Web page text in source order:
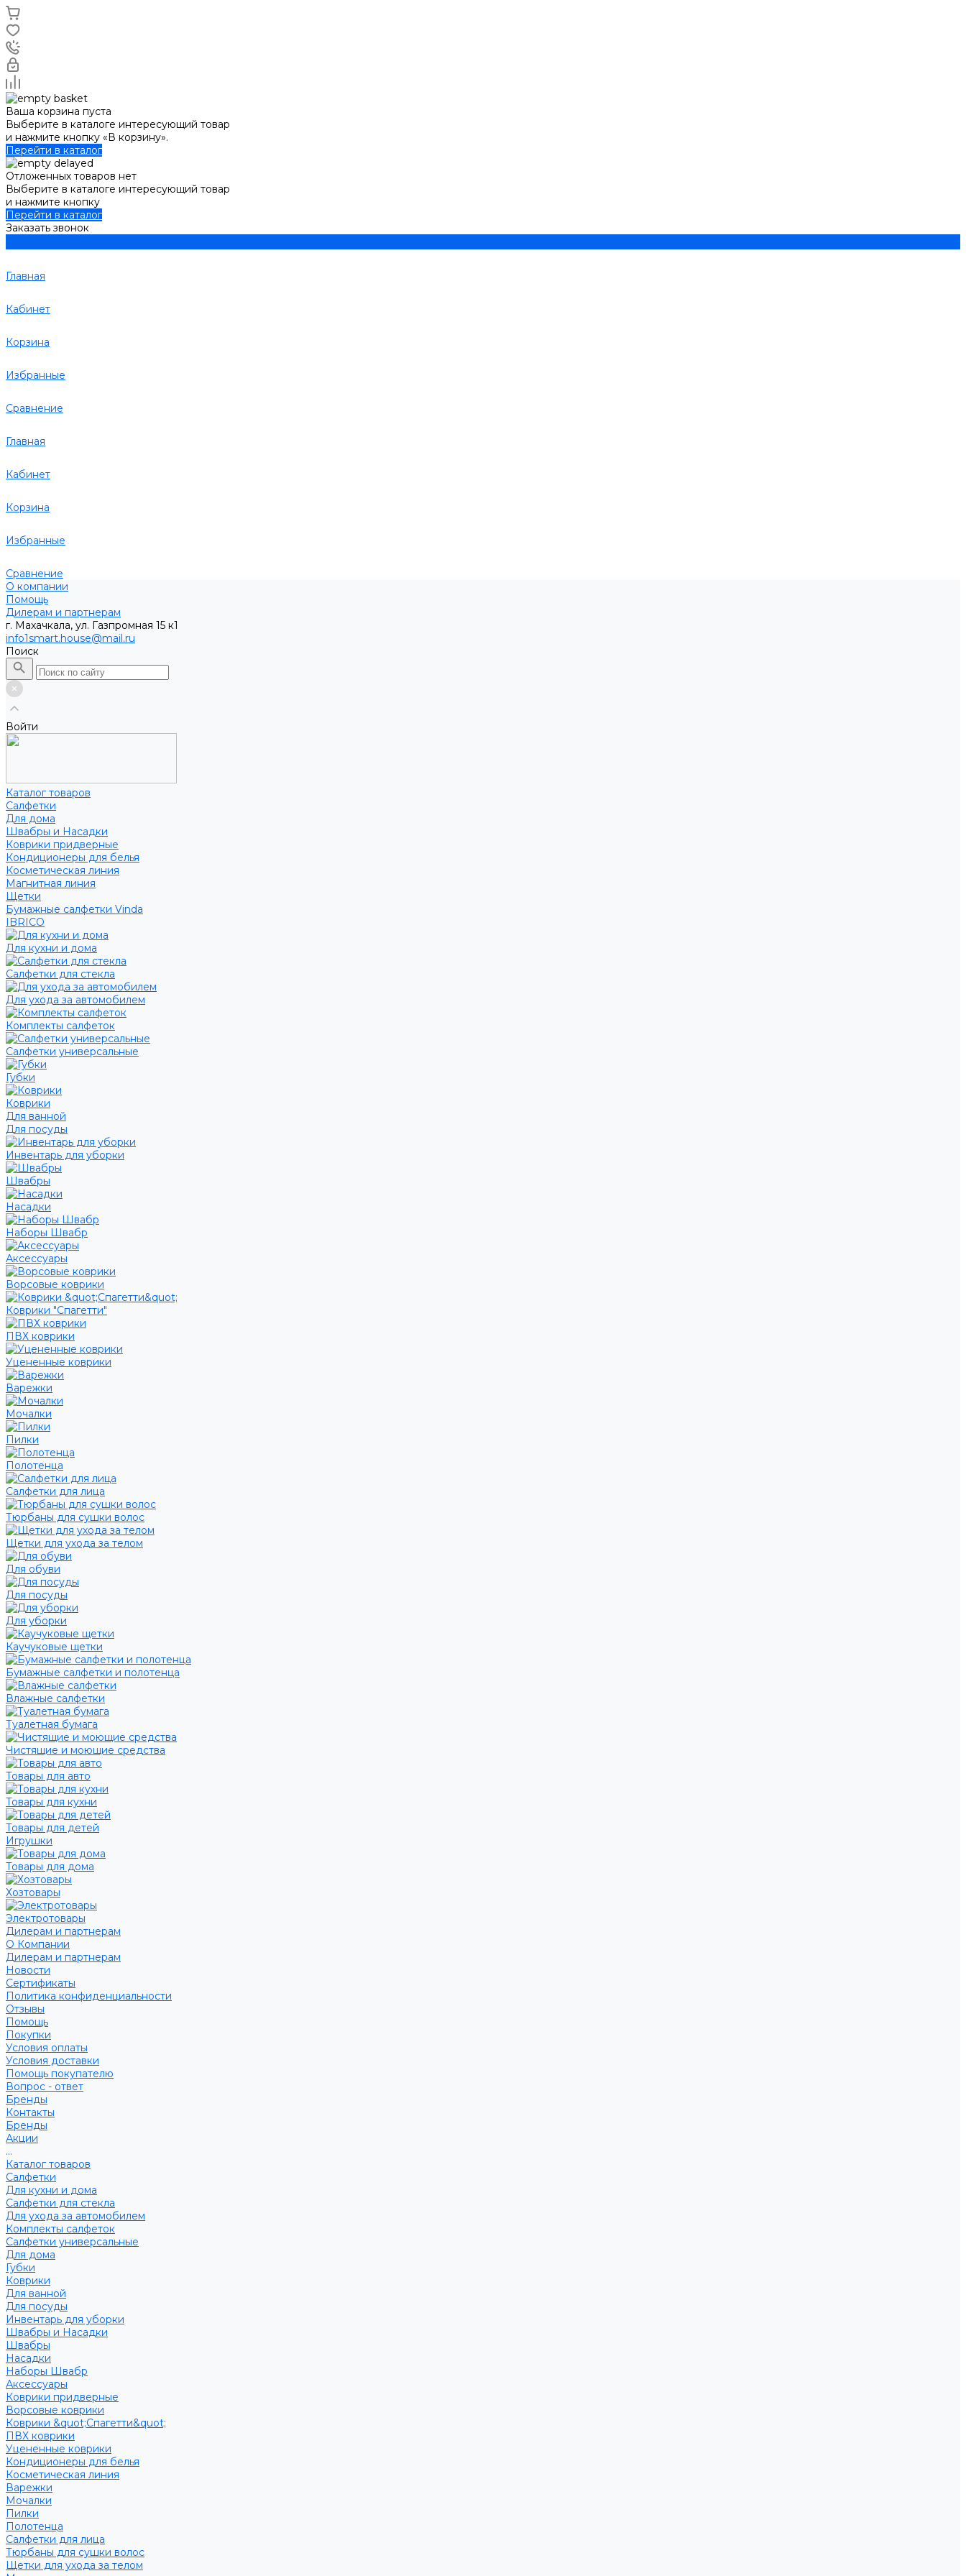
Ваша корзина пуста
Выберите в каталоге интересующий товар
и нажмите кнопку «В корзину».
Перейти в каталог
Отложенных товаров нет
Выберите в каталоге интересующий товар
и нажмите кнопку
Перейти в каталог
Заказать звонок
Главная
Кабинет
Корзина
Избранные
Сравнение
Главная
Кабинет
Корзина
Избранные
Сравнение
О компании
Помощь
Дилерам и партнерам
г. Махачкала, ул. Газпромная 15 к1
info1smart.house@mail.ru
Поиск
Войти
Каталог товаров
Салфетки
Для дома
Швабры и Насадки
Коврики придверные
Кондиционеры для белья
Косметическая линия
Магнитная линия
Щетки
Бумажные салфетки Vinda
IBRICO
Для кухни и дома
Салфетки для стекла
Для ухода за автомобилем
Комплекты салфеток
Салфетки универсальные
Губки
Коврики
Для ванной
Для посуды
Инвентарь для уборки
Швабры
Насадки
Наборы Швабр
Аксессуары
Ворсовые коврики
Коврики "Спагетти"
ПВХ коврики
Уцененные коврики
Варежки
Мочалки
Пилки
Полотенца
Салфетки для лица
Тюрбаны для сушки волос
Щетки для ухода за телом
Для обуви
Для посуды
Для уборки
Каучуковые щетки
Бумажные салфетки и полотенца
Влажные салфетки
Туалетная бумага
Чистящие и моющие средства
Товары для авто
Товары для кухни
Товары для детей
Игрушки
Товары для дома
Хозтовары
Электротовары
Дилерам и партнерам
О Компании
Дилерам и партнерам
Новости
Сертификаты
Политика конфиденциальности
Отзывы
Помощь
Покупки
Условия оплаты
Условия доставки
Помощь покупателю
Вопрос - ответ
Бренды
Контакты
Бренды
Акции
...
Каталог товаров
Салфетки
Для кухни и дома
Салфетки для стекла
Для ухода за автомобилем
Комплекты салфеток
Салфетки универсальные
Для дома
Губки
Коврики
Для ванной
Для посуды
Инвентарь для уборки
Швабры и Насадки
Швабры
Насадки
Наборы Швабр
Аксессуары
Коврики придверные
Ворсовые коврики
Коврики &quot;Спагетти&quot;
ПВХ коврики
Уцененные коврики
Кондиционеры для белья
Косметическая линия
Варежки
Мочалки
Пилки
Полотенца
Салфетки для лица
Тюрбаны для сушки волос
Щетки для ухода за телом